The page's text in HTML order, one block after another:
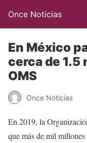
Once Noticias
En México
cerca de 1.5
OMS
Once Noticias
En 2019, la
que más de mil